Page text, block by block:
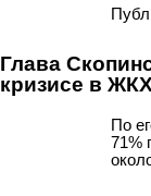
Глава
кризисе в ЖКХ
По
71%